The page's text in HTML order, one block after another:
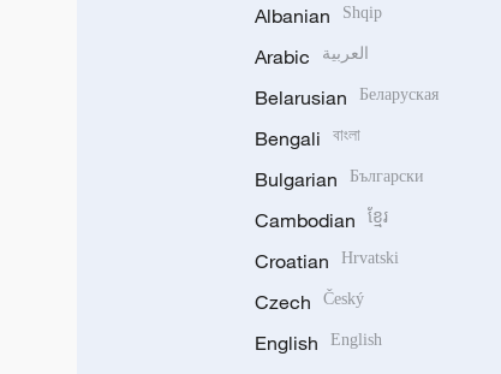
Albanian Shqip
Arabic العربية
Belarusian Беларуская
Bengali বাংলা
Bulgarian Български
Cambodian ខ្មែរ
Croatian Hrvatski
Czech Český
English English